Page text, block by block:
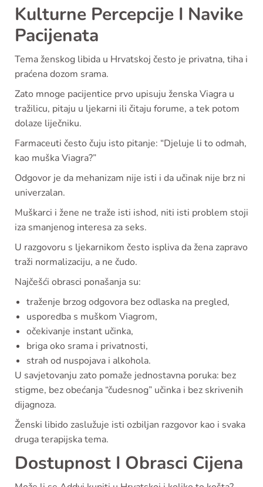
Kulturne Percepcije I Navike
Pacijenata
Tema ženskog libida u Hrvatskoj često je privatna, tiha i
praćena dozom srama.
Zato mnoge pacijentice prvo upisuju ženska Viagra u
tražilicu, pitaju u ljekarni ili čitaju forume, a tek potom
dolaze liječniku.
Farmaceuti često čuju isto pitanje: “Djeluje li to odmah,
kao muška Viagra?”
Odgovor je da mehanizam nije isti i da učinak nije brz ni
univerzalan.
Muškarci i žene ne traže isti ishod, niti isti problem stoji
iza smanjenog interesa za seks.
U razgovoru s ljekarnikom često ispliva da žena zapravo
traži normalizaciju, a ne čudo.
Najčešći obrasci ponašanja su:
traženje brzog odgovora bez odlaska na pregled,
usporedba s muškom Viagrom,
očekivanje instant učinka,
briga oko srama i privatnosti,
strah od nuspojava i alkohola.
U savjetovanju zato pomaže jednostavna poruka: bez
stigme, bez obećanja “čudesnog” učinka i bez skrivenih
dijagnoza.
Ženski libido zaslužuje isti ozbiljan razgovor kao i svaka
druga terapijska tema.
Dostupnost I Obrasci Cijena